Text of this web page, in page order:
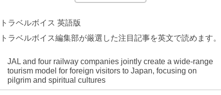
トラベルボイス 英語版
トラベルボイス編集部が厳選した注目記事を英文で読めます。
JAL and four railway companies jointly create a wide-range
tourism model for foreign visitors to Japan, focusing on
pilgrim and spiritual cultures